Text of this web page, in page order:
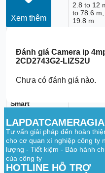
2.8 to 12
to 78.6
19.8 m
Supplement
Light Range
Up to 40 m
Supplement
IR,White
Smart
Light
IR Wavelength 850 nm
Video
50 Hz: 25
Xem thêm
Đánh giáCamera ip
2CD2743G2-LIZS2U
Chưa có đánh giá nào.
Tư vấn giải pháp đến hoàn
cho cơ quan xí nghiệp công ty
lượng - Tiết kiệm - Bảo hành
của công ty
HOTLINE HỖ TRỢ